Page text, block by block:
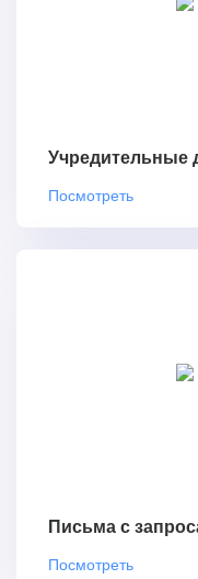
Учредительные
Посмотреть
Письма с
Посмотреть